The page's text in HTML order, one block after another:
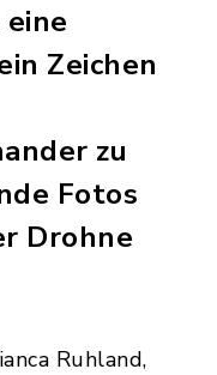
Zeichen
zu
Fotos
Drohne
Ruhland,